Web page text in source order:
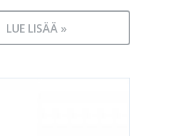
LUE LISÄÄ »